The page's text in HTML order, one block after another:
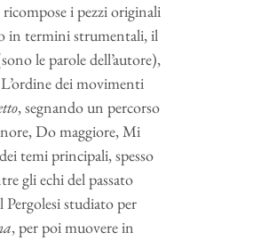
i pezzi originali
in termini strumentali, il
le parole dell’autore),
dei movimenti
, segnando un percorso
Do maggiore, Mi
temi principali, spesso
gli echi del passato
studiato per
, per poi muovere in